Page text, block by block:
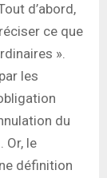
d’abord,
ce que
».
les
du
Or, le
définition